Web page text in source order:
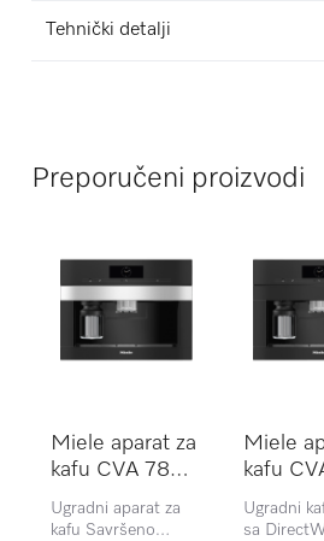
Tehnički detalji
Preporučeni proizvodi
Miele aparat za
kafu CVA 7840
EDST/CLST
Ugradni aparat za
kafu Savršeno
Miele
kafu
OBSW
Ugradni
sa